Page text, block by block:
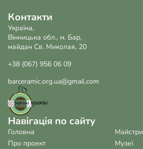
Контакти
Україна,
Вінницька обл., м. Бар,
майдан Св. Миколая, 20
+38 (067) 956 06 09
barceramic.org.ua@gmail.com
Навігація по сайту
Головна
Про проект
Майстри
Музеї